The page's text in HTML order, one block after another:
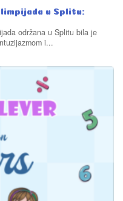
u Splitu:
održana u Splitu bila je
i...